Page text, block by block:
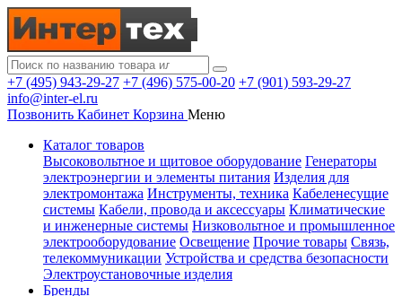
+7 (495) 943-29-27 +7 (496) 575-00-20 +7 (901) 593-29-27
info@inter-el.ru
Позвонить Кабинет Корзина Меню
Каталог товаров
Высоковольтное и щитовое оборудование Генераторы
электроэнергии и элементы питания Изделия для
электромонтажа Инструменты, техника Кабеленесущие
системы Кабели, провода и аксессуары Климатические
и инженерные системы Низковольтное и промышленное
электрооборудование Освещение Прочие товары Связь,
телекоммуникации Устройства и средства безопасности
Электроустановочные изделия
Бренды